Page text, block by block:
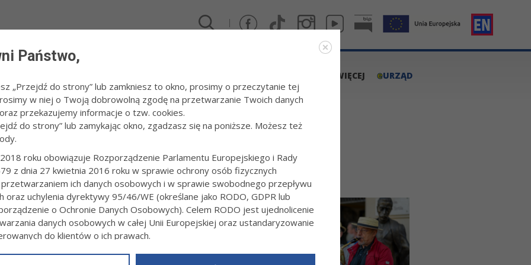
WIĘCEJ eURZĄD
/ Starówka Jazz Festival 2025
JAZZ FESTIVAL 2025
fot. Paweł Topolski
Państwo,
„Przejdź do strony” lub zamkniesz to okno, prosimy o przeczytanie tej
w niej o Twoją dobrowolną zgodę na przetwarzanie Twoich danych
przekazujemy informacje o tzw. cookies.
do strony” lub zamykając okno, zgadzasz się na poniższe. Możesz też
roku obowiązuje Rozporządzenie Parlamentu Europejskiego i Rady
z dnia 27 kwietnia 2016 roku w sprawie ochrony osób fizycznych
ich danych osobowych i w sprawie swobodnego przepływu
oraz uchylenia dyrektywy 95/46/WE (określane jako RODO, GDPR lub
o Ochronie Danych Osobowych). Celem RODO jest ujednolicenie
danych osobowych w całej Unii Europejskiej oraz ustandaryzowanie
do klientów o ich prawach.
powyższym, w zakładceRODOna stroniehttps://www.tarnow.pl/Wiecej-